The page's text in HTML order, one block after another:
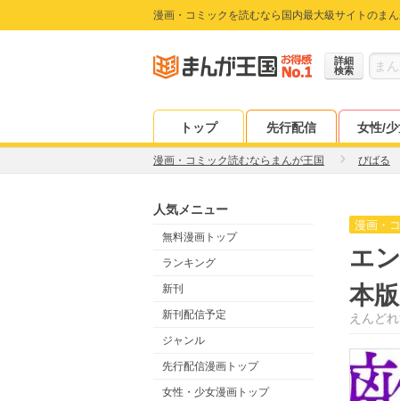
漫画・コミックを読むなら国内最大級サイトのまん
詳細
検索
トップ 先行配信 女性/
漫画・コミック読むならまんが王国 びばる
人気メニュー
無料漫画トップ
ランキング
新刊
新刊配信予定
ジャンル
先行配信漫画トップ
女性・少女漫画トップ
漫画・
エ
本版
えんど